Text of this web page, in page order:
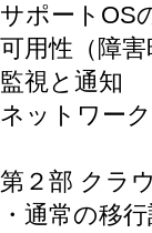
サポートOS
可用性（障害
監視と通知
ネットワー
第２部 クラ
・通常の移